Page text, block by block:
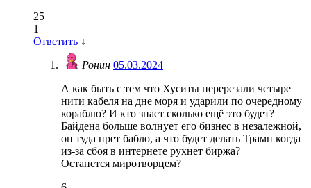
25
1
Ответить ↓
Ронин 05.03.2024
А как быть с тем что Хуситы перерезали четыре
нити кабеля на дне моря и ударили по очередному
кораблю? И кто знает сколько ещё это будет?
Байдена больше волнует его бизнес в незалежной,
он туда прет бабло, а что будет делать Трамп когда
из-за сбоя в интернете рухнет биржа?
Останется миротворцем?